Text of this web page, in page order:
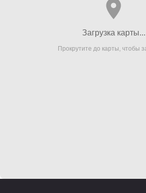
Загрузка карты...
Прокрутите до карты, чтобы